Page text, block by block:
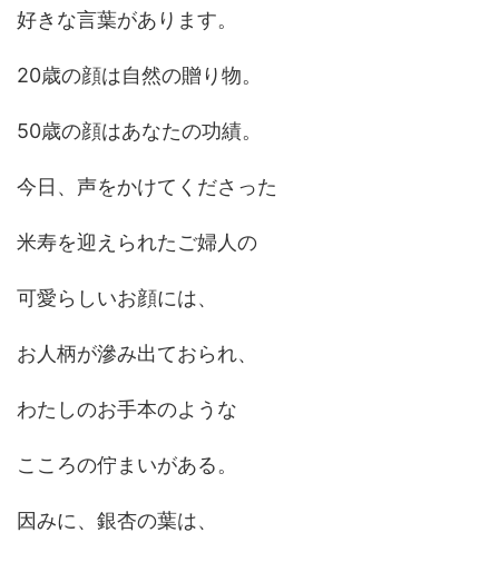
好きな言葉があります。
20歳の顔は自然の贈り物。
50歳の顔はあなたの功績。
今日、声をかけてくださった
米寿を迎えられたご婦人の
可愛らしいお顔には、
お人柄が滲み出ておられ、
わたしのお手本のような
こころの佇まいがある。
因みに、銀杏の葉は、